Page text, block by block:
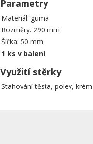
Parametry
Materiál: guma
Rozměry: 290 mm
Šířka: 50 mm
1 ks v balení
Využití stěrky
Stahování těsta, polev,